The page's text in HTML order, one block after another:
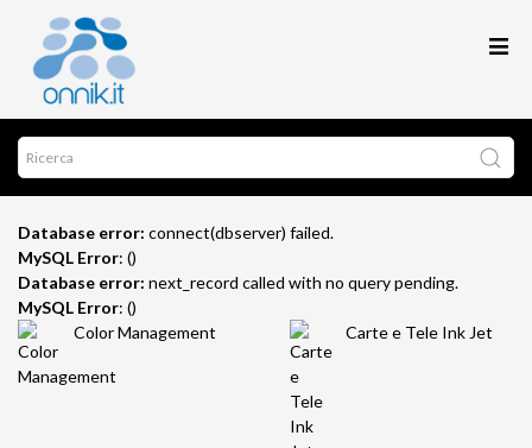
Database error: connect(dbserver) failed.
MySQL Error: ()
Database error: next_record called with no query pending.
MySQL Error: ()
Color Management
Carte e Tele Ink Jet